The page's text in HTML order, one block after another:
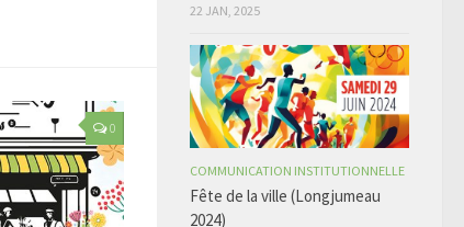
0
22 JAN, 2025
COMMUNICATION INSTITUTIONNELLE
Fête de la ville (Longjumeau
2024)